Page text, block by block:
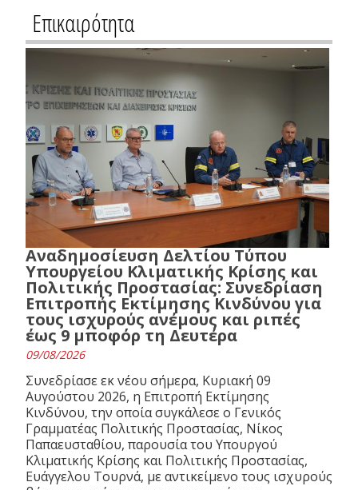
Επικαιρότητα
Αναδημοσίευση Δελτίου Τύπου
Υπουργείου Κλιματικής Κρίσης και
Πολιτικής Προστασίας: Συνεδρίαση
Επιτροπής Εκτίμησης Κινδύνου για
τους ισχυρούς ανέμους και ριπές
έως 9 μποφόρ τη Δευτέρα
09/08/2026
Συνεδρίασε εκ νέου σήμερα, Κυριακή 09
Αυγούστου 2026, η Επιτροπή Εκτίμησης
Κινδύνου, την οποία συγκάλεσε ο Γενικός
Γραμματέας Πολιτικής Προστασίας, Νίκος
Παπαευσταθίου, παρουσία του Υπουργού
Κλιματικής Κρίσης και Πολιτικής Προστασίας,
Ευάγγελου Τουρνά, με αντικείμενο τους ισχυρούς